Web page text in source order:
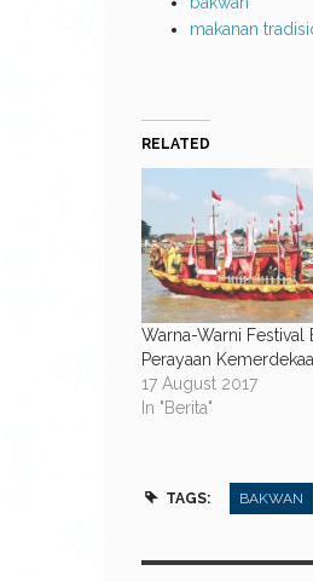
makanan
RELATED
Warna-Warni Festival
Perayaan
17 August 2017
In "Berita"
TAGS: BAKWAN